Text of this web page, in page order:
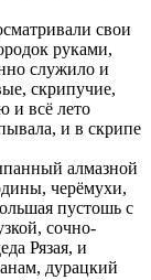
свои
руками,
служило и
скрипучие,
и всё лето
и в скрипе
алмазной
черёмухи,
пустошь с
сочно-
Рязая, и
дурацкий